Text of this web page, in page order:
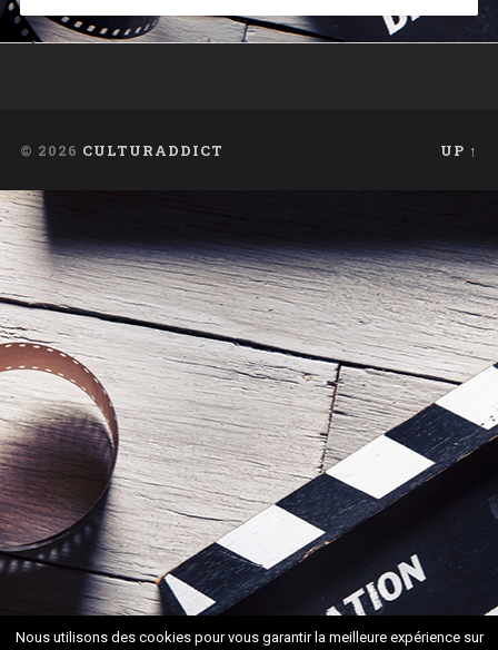
© 2026 CULTURADDICT UP ↑
Nous utilisons des cookies pour vous garantir la meilleure expérience sur